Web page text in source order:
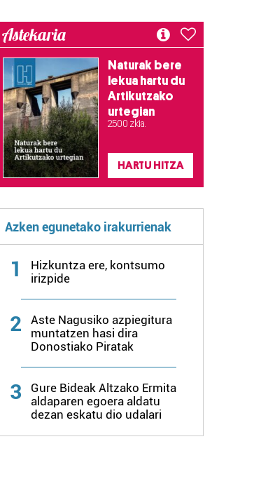
Astekaria
Naturak bere
lekua hartu du
Artikutzako
urtegian
2.500 zkia.
HARTU HITZA
Azken egunetako irakurrienak
1
Hizkuntza ere, kontsumo
irizpide
2
Aste Nagusiko azpiegitura
muntatzen hasi dira
Donostiako Piratak
3
Gure Bideak Altzako Ermita
aldaparen egoera aldatu
dezan eskatu dio udalari